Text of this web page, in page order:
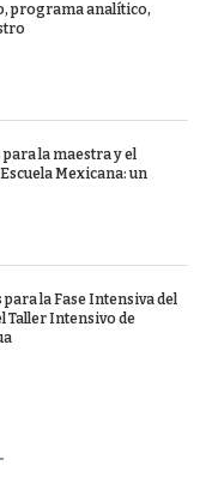
programa analítico,
la maestra y el
Mexicana: un
para la Fase Intensiva del
Taller Intensivo de